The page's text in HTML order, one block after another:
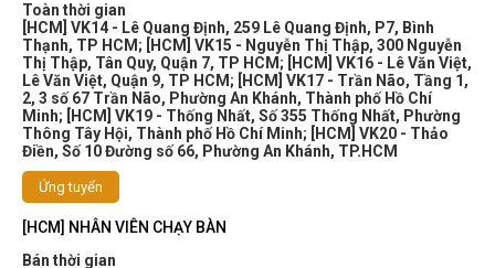
Toàn thời gian
[HCM] VK14 - Lê Quang Định, 259 Lê Quang Định, P7, Bình
Thạnh, TP HCM ;
[HCM] VK15 - Nguyễn Thị Thập, 300 Nguyễn
Thị Thập, Tân Quy, Quận 7, TP HCM ;
[HCM] VK16 - Lê Văn Việt,
Lê Văn Việt, Quận 9, TP HCM ;
[HCM] VK17 - Trần Não, Tầng 1,
2, 3 số 67 Trần Não, Phường An Khánh, Thành phố Hồ Chí
Minh;
[HCM] VK19 - Thống Nhất, Số 355 Thống Nhất, Phường
Thông Tây Hội, Thành phố Hồ Chí Minh;
[HCM] VK20 - Thảo
Điền, Số 10 Đường số 66, Phường An Khánh, TP.HCM
Ứng tuyển
[HCM] NHÂN VIÊN CHẠY BÀN
Bán thời gian